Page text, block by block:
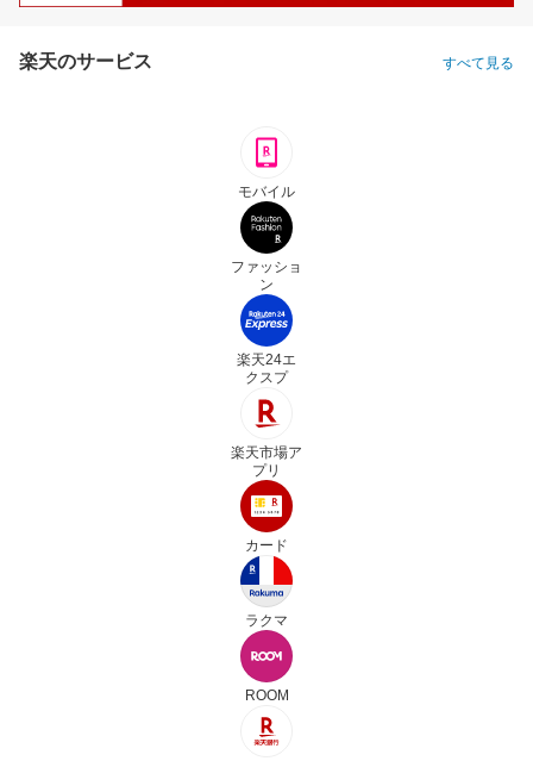
楽天のサービス すべて見る
モバイル
ファッショ
ン
楽天24エ
クスプ
楽天市場ア
プリ
カード
ラクマ
ROOM